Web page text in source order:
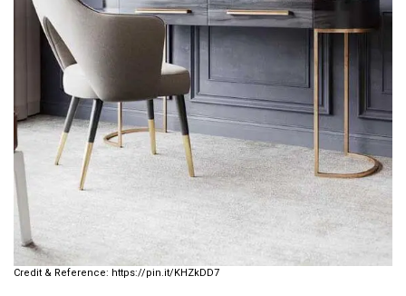
https://pin.it/KHZkDD7